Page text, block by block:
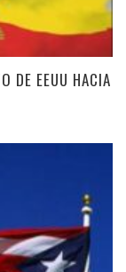
DE EEUU HACIA